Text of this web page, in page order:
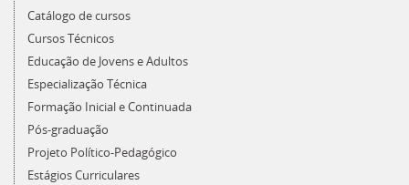
Catálogo de cursos
Cursos Técnicos
Educação de Jovens e Adultos
Especialização Técnica
Formação Inicial e Continuada
Pós-graduação
Projeto Político-Pedagógico
Estágios Curriculares